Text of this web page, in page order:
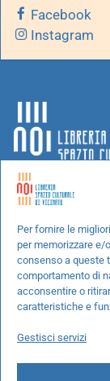
Per fornire le
per memorizzare e/
consenso a queste
comportamento di
acconsentire o
caratteristiche e
Gestisci servizi
Facebook
Instagram
Chi siamo
Progetti
Richiedi un libro
Spedizioni
Cookie Policy